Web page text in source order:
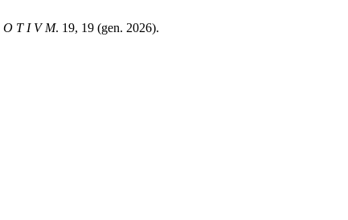
O T I V M. 19, 19 (gen. 2026).